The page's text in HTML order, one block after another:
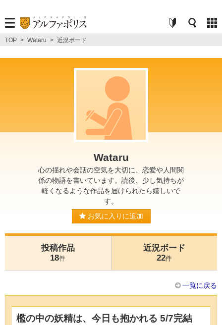
TOP > Wataru > 近況ボード
Wataru
心の揺れや会話の空気を大切に、恋愛や人間関
係の物語を書いています。読後、少し気持ちが
軽くなるような作品を届けられたら嬉しいで
す。
お気に入りに追加
投稿作品
18件
近況ボード
22件
一覧に戻る
檻の中の妖精は、今日も抱かれる 5/7完結